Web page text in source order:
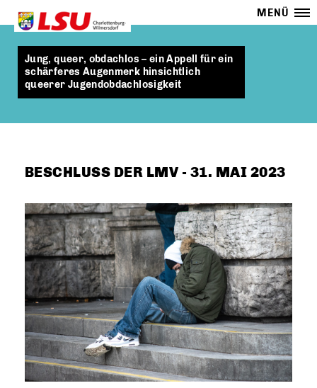
MENÜ
Jung, queer, obdachlos – ein Appell für ein
schärferes Augenmerk hinsichtlich
queerer Jugendobdachlosigkeit
BESCHLUSS DER LMV - 31. MAI 2023